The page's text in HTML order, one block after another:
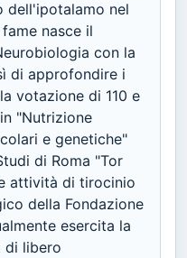
dell'ipotalamo nel
nasce il
con la
di approfondire i
votazione di 110 e
"Nutrizione
e genetiche"
di Roma "Tor
attività di tirocinio
della Fondazione
esercita la
di libero